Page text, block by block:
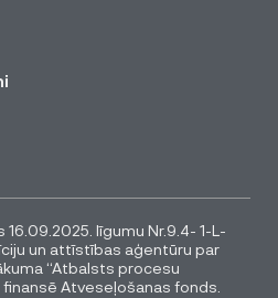
16.09.2025. līgumu Nr.9.4- 1-L-
un attīstības aģentūru par
“Atbalsts procesu
Atveseļošanas fonds.